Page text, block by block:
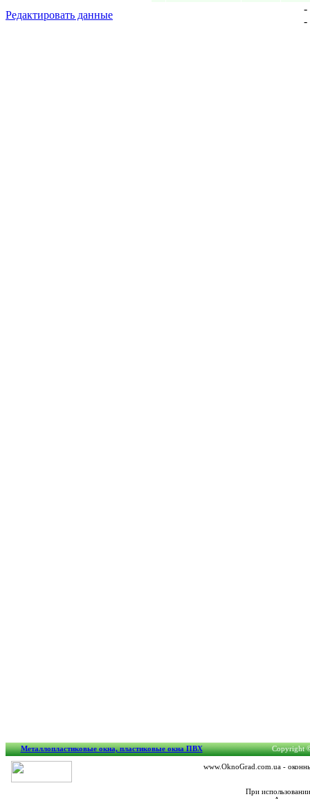
Редактировать данные
-
-
Металлопластиковые окна, пластиковые окна ПВХ Copyright
www.OknoGrad.com.ua -
При